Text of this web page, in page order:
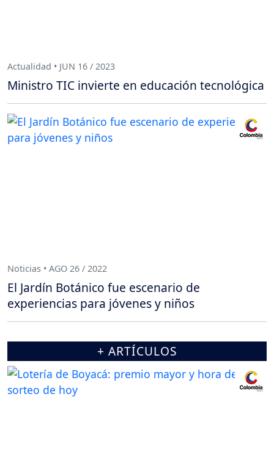
Actualidad • JUN 16 / 2023
Ministro TIC invierte en educación tecnológica
Noticias • AGO 26 / 2022
El Jardín Botánico fue escenario de
experiencias para jóvenes y niños
+ ARTÍCULOS